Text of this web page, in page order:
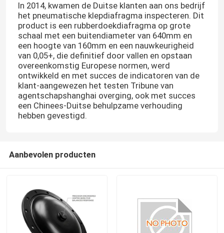
In 2014, kwamen de Duitse klanten aan ons bedrijf
het pneumatische klepdiafragma inspecteren. Dit
product is een rubberdoekdiafragma op grote
schaal met een buitendiameter van 640mm en
een hoogte van 160mm en een nauwkeurigheid
van 0,05+, die definitief door vallen en opstaan
overeenkomstig Europese normen, werd
ontwikkeld en met succes de indicatoren van de
klant-aangewezen het testen Tribune van
agentschapshanghai overging, ook met succes
een Chinees-Duitse behulpzame verhouding
hebben gevestigd.
Aanbevolen producten